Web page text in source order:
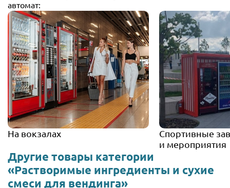
автомат:
На вокзалах
Спортивные
и мероприятия
Другие товары категории
«Растворимые ингредиенты и сухие
смеси для вендинга»